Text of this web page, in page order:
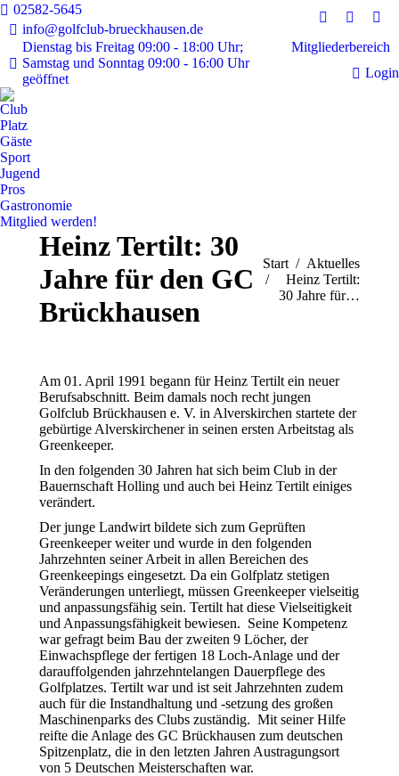
02582-5645
info@golfclub-brueckhausen.de
Dienstag bis Freitag 09:00 - 18:00 Uhr;
Samstag und Sonntag 09:00 - 16:00 Uhr
geöffnet
Instagram
page
opens
page
opens
E-
Mitgliederbereich
Login
Club
Platz
Gäste
Sport
Jugend
Pros
Gastronomie
Mitglied werden!
Heinz Tertilt: 30
Jahre für den GC
Brückhausen
Sie befinden sich hier:
Start
Aktuelles
Heinz Tertilt:
30 Jahre für…
Am 01. April 1991 begann für Heinz Tertilt ein neuer
Berufsabschnitt. Beim damals noch recht jungen
Golfclub Brückhausen e. V. in Alverskirchen startete der
gebürtige Alverskirchener in seinen ersten Arbeitstag als
Greenkeeper.
In den folgenden 30 Jahren hat sich beim Club in der
Bauernschaft Holling und auch bei Heinz Tertilt einiges
verändert.
Der junge Landwirt bildete sich zum Geprüften
Greenkeeper weiter und wurde in den folgenden
Jahrzehnten seiner Arbeit in allen Bereichen des
Greenkeepings eingesetzt. Da ein Golfplatz stetigen
Veränderungen unterliegt, müssen Greenkeeper vielseitig
und anpassungsfähig sein. Tertilt hat diese Vielseitigkeit
und Anpassungsfähigkeit bewiesen. Seine Kompetenz
war gefragt beim Bau der zweiten 9 Löcher, der
Einwachspflege der fertigen 18 Loch-Anlage und der
darauffolgenden jahrzehntelangen Dauerpflege des
Golfplatzes. Tertilt war und ist seit Jahrzehnten zudem
auch für die Instandhaltung und -setzung des großen
Maschinenparks des Clubs zuständig. Mit seiner Hilfe
reifte die Anlage des GC Brückhausen zum deutschen
Spitzenplatz, die in den letzten Jahren Austragungsort
von 5 Deutschen Meisterschaften war.